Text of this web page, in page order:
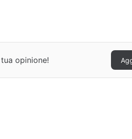
opinione!